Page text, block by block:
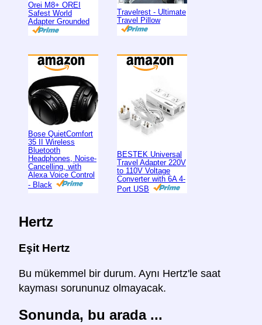
Orei M8+ OREI
Safest World
Adapter Grounded
Travelrest - Ultimate
Travel Pillow
Bose QuietComfort
35 II Wireless
Bluetooth
Headphones, Noise-
Cancelling, with
Alexa Voice Control
- Black
BESTEK Universal
Travel Adapter 220V
to 110V Voltage
Converter with 6A 4-
Port USB
Hertz
Eşit Hertz
Bu mükemmel bir durum. Aynı Hertz'le saat
kayması sorununuz olmayacak.
Sonunda, bu arada ...